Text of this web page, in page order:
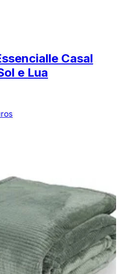
Casal
e Lua